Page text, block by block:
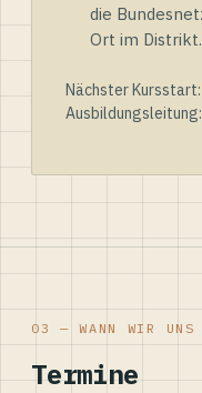
die
Ort im Distrikt.
Nächster
Ausbildungsleitung:
03 — WANN WIR UNS
Termine